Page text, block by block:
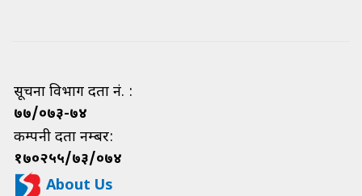
सूचना विभाग दर्ता नं. :
७७/०७३-७४
कम्पनी दर्ता नम्बर:
१७०२५५/७३/०७४
About Us